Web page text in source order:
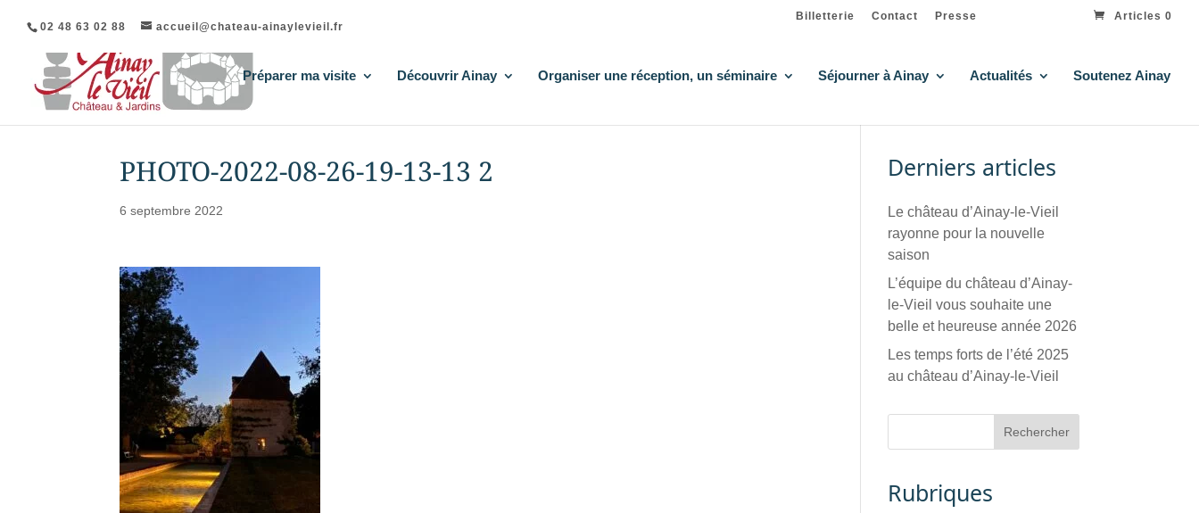
02 48 63 02 88 accueil@chateau-ainaylevieil.fr
Billetterie Contact Presse Articles 0
Préparer ma visite Découvrir Ainay Organiser une réception, un séminaire Séjourner à Ainay Actualités Soutenez Ainay
PHOTO-2022-08-26-19-13-13 2
6 septembre 2022
Derniers articles
Le château d’Ainay-le-Vieil
rayonne pour la nouvelle
saison
L’équipe du château d’Ainay-
le-Vieil vous souhaite une
belle et heureuse année 2026
Les temps forts de l’été 2025
au château d’Ainay-le-Vieil
Rubriques